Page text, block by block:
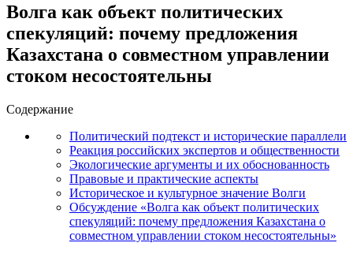
Волга как объект политических
спекуляций: почему предложения
Казахстана о совместном управлении
стоком несостоятельны
Содержание
Политический подтекст и исторические параллели
Реакция российских экспертов и общественности
Экологические аргументы и их обоснованность
Правовые и практические аспекты
Историческое и культурное значение Волги
Обсуждение «Волга как объект политических
спекуляций: почему предложения Казахстана о
совместном управлении стоком несостоятельны»